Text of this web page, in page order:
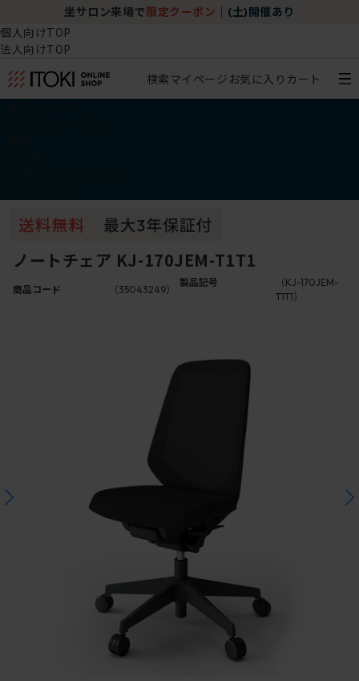
坐サロン来場で 限定クーポン (土)開催あり
個人向けTOP
法人向けTOP
検索マイページ お気に入り カート
ノートチェア KJ-170JEM-T1T1
商品コード （35043249）
製品記号
（KJ-170JEM-
T1T1）